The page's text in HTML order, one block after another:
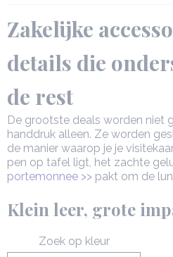
Zakelijke
details die
de rest
De grootste deals worden niet
handdruk alleen. Ze worden
de manier waarop je je
pen op tafel ligt, het zachte
portemonnee >> pakt om de
Klein leer, grote
Zoek op kleur
HEREN